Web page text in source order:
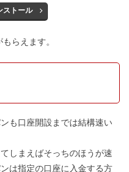
ストール
もらえます。
も口座開設までは結構速い
しまえばそっちのほうが速
は指定の口座に入金する方